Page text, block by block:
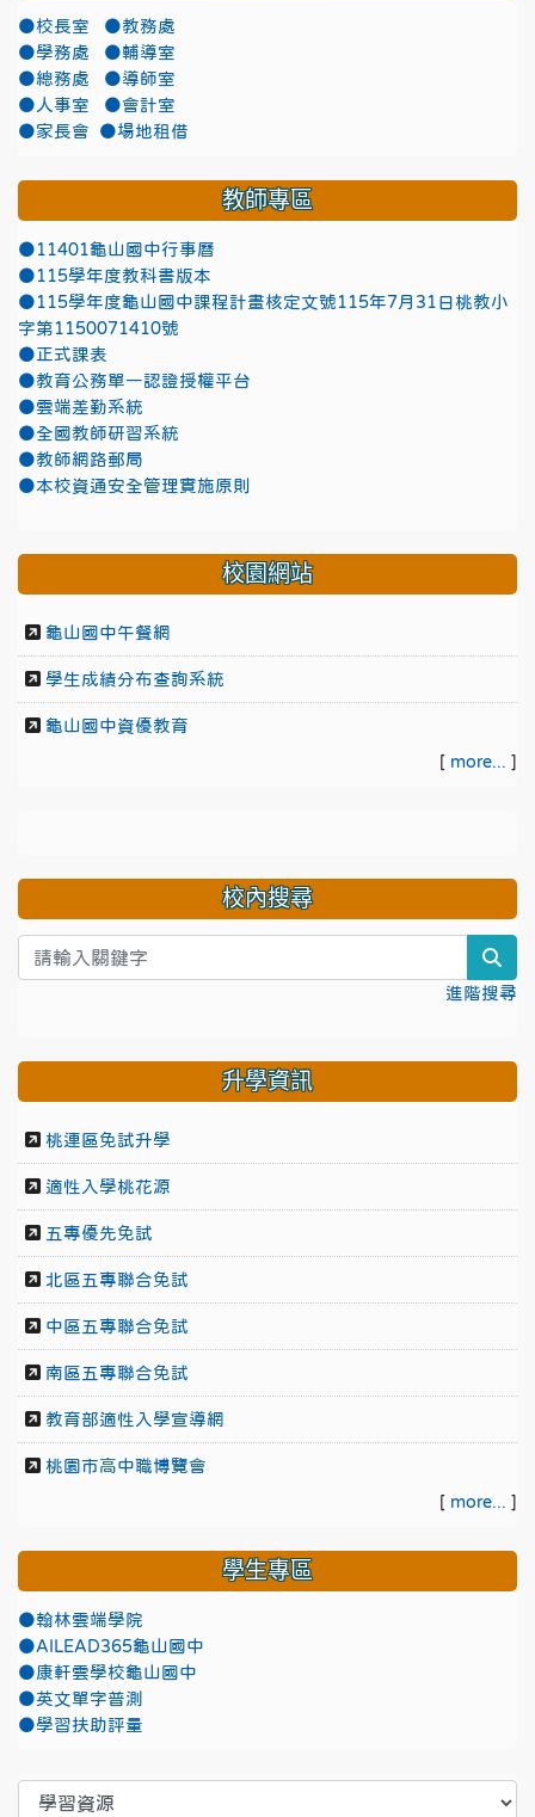
●校長室
●教務處
●學務處
●輔導室
●總務處
●導師室
●人事室
●會計室
●家長會
●場地租借
教師專區
●11401龜山國中行事曆
●115學年度教科書版本
●115學年度龜山國中課程計畫核定文號115年7月31日桃教小
字第1150071410號
●正式課表
●教育公務單一認證授權平台
●雲端差勤系統
●全國教師研習系統
●教師網路郵局
●本校資通安全管理實施原則
校園網站
龜山國中午餐網
學生成績分布查詢系統
龜山國中資優教育
[ more... ]
校內搜尋
進階搜尋
升學資訊
桃連區免試升學
適性入學桃花源
五專優先免試
北區五專聯合免試
中區五專聯合免試
南區五專聯合免試
教育部適性入學宣導網
桃園市高中職博覽會
[ more... ]
學生專區
●翰林雲端學院
●AILEAD365龜山國中
●康軒雲學校龜山國中
●英文單字普測
●學習扶助評量